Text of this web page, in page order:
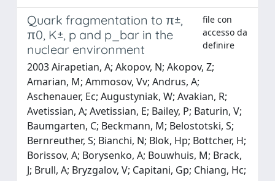
Quark fragmentation to π±,
π0, K±, p and p_bar in the
nuclear environment
file con
accesso da
definire
2003 Airapetian, A; Akopov, N; Akopov, Z;
Amarian, M; Ammosov, Vv; Andrus, A;
Aschenauer, Ec; Augustyniak, W; Avakian, R;
Avetissian, A; Avetissian, E; Bailey, P; Baturin, V;
Baumgarten, C; Beckmann, M; Belostotski, S;
Bernreuther, S; Bianchi, N; Blok, Hp; Bottcher, H;
Borissov, A; Borysenko, A; Bouwhuis, M; Brack,
J; Brull, A; Bryzgalov, V; Capitani, Gp; Chiang, Hc;